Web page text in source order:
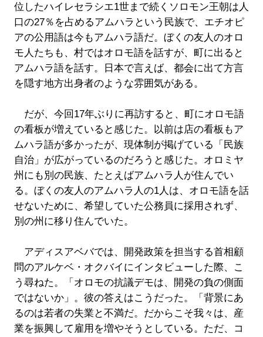
位したハイレセラシエ1世まで続くソロモン王朝は人
口の27％を占めるアムハラという民族で、エチオピ
アの公用語は今もアムハラ語だ。ぼくの友人のオロ
モ人たちも、村ではオロモ語を話すが、町に出ると
アムハラ語を話す。日本で言えば、都会に出て方言
を隠す地方出身者のような雰囲気がある。
だが、今回17年ぶりに再訪すると、町にオロモ語
の看板が増えていると感じた。以前は店の看板もア
ムハラ語が多かったが、現体制が掲げている「民族
自治」が広がっているのだろうと感じた。オロミヤ
州にも別の民族、たとえばアムハラ人が住んでい
る。ぼくの友人のアムハラ人の1人は、オロモ語を話
せないために、希望していた公務員に採用されず、
別の州に移り住んでいた。
アディスアベバでは、開発政策を担当する首相顧
問のアルケベ・オクバイにインタビューした際、こ
う尋ねた。「オロモの抗議デモは、開発の負の側面
ではないか」。彼の答えはこうだった。「背景にあ
るのは若者の失業と不満だ。だからこそ我々は、産
業を振興して雇用を増やそうとしている。ただ、コ